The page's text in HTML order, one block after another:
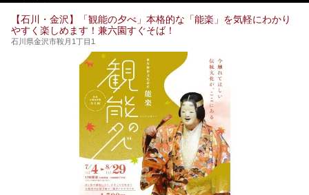
【石川・金沢】「観能の夕べ」本格的な「能楽」を気軽にわかり
やすく楽しめます！兼六園すぐそば！
石川県金沢市鞍月1丁目1